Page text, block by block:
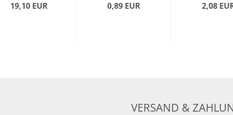
19,10 EUR 0,89 EUR 2,08
VERSAND &